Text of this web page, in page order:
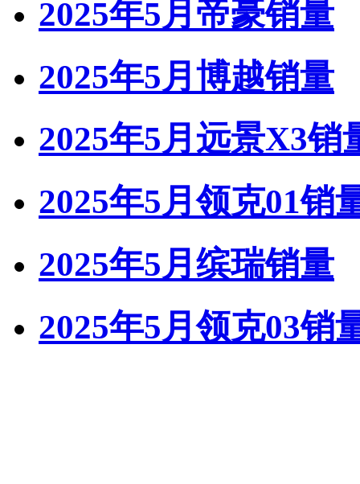
2025年5月帝豪销量
2025年5月博越销量
2025年5月远景X3销
2025年5月领克01销
2025年5月缤瑞销量
2025年5月领克03销